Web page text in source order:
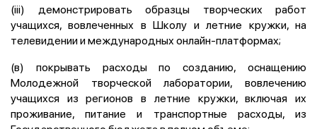
(iii) демонстрировать образцы творческих работ
учащихся, вовлеченных в Школу и летние кружки, на
телевидении и международных онлайн-платформах;
(в) покрывать расходы по созданию, оснащению
Молодежной творческой лаборатории, вовлечению
учащихся из регионов в летние кружки, включая их
проживание, питание и транспортные расходы, из